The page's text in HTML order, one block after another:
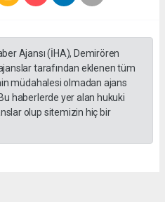
Ajansı (İHA), Demirören
tarafından eklenen tüm
müdahalesi olmadan ajans
haberlerde yer alan hukuki
olup sitemizin hiç bir